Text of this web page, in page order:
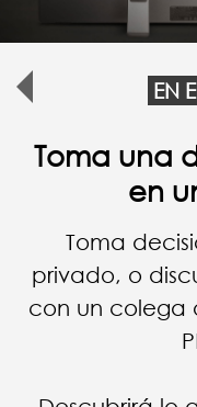
EN
esenciales de
momento y
todos los